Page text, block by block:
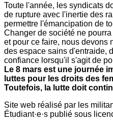
Toute l'année, les syndicats
de rupture avec l'inertie des
permettre l'émancipation de
Changer de société ne
et pour ce faire, nous devons
des espace sains d'entraide,
confiance lorsqu'il s'agit de
Le 8 mars est une journée
luttes pour les droits des
Toutefois, la lutte doit
Site web réalisé par les
Étudiant·e·s publié sous